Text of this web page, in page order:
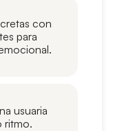
con
para
usuaria
ritmo.